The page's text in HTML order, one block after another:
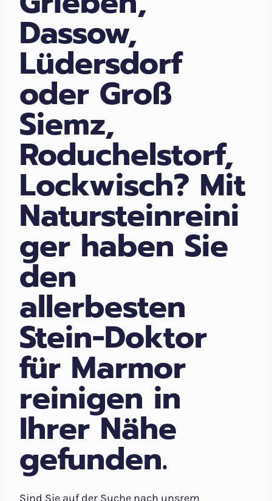
Dassow,
Lüdersdorf
oder Groß
Siemz,
Roduchelstorf,
Lockwisch? Mit
Natursteinreini
ger haben Sie
den
allerbesten
Stein-Doktor
für Marmor
reinigen in
Ihrer Nähe
gefunden.
Sind Sie auf der Suche nach unsrem